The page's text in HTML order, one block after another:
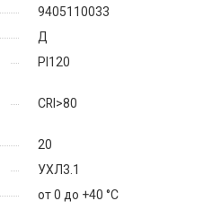
9405110033
Д
PI120
CRI>80
20
УХЛ3.1
от 0 до +40 °C